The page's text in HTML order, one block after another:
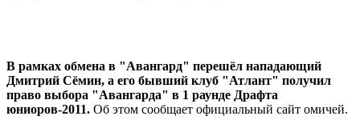
В рамках обмена в "Авангард" перешёл нападающий
Дмитрий Сёмин, а его бывший клуб "Атлант" получил
право выбора "Авангарда" в 1 раунде Драфта
юниоров-2011. Об этом сообщает официальный сайт омичей.